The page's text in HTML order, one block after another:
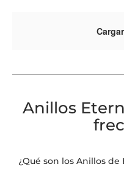
Anillos
¿Qué son los Anillos de